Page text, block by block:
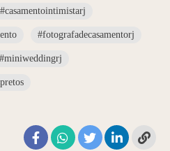
#casamentointimistarj
#fotografadecasamentorj
#miniweddingrj